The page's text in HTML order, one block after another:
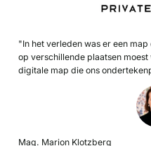
"In het verleden was er een
op verschillende plaatsen
digitale map die ons
Mag. Marion Klotzberg